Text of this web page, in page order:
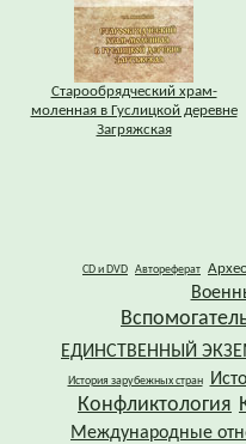
Старообрядческий храм-
моленная в Гуслицкой деревне
Загряжская
CD и DVD Автореферат
ЕДИНСТВЕННЫЙ
История зарубежных стран
Конфликтология
Международные